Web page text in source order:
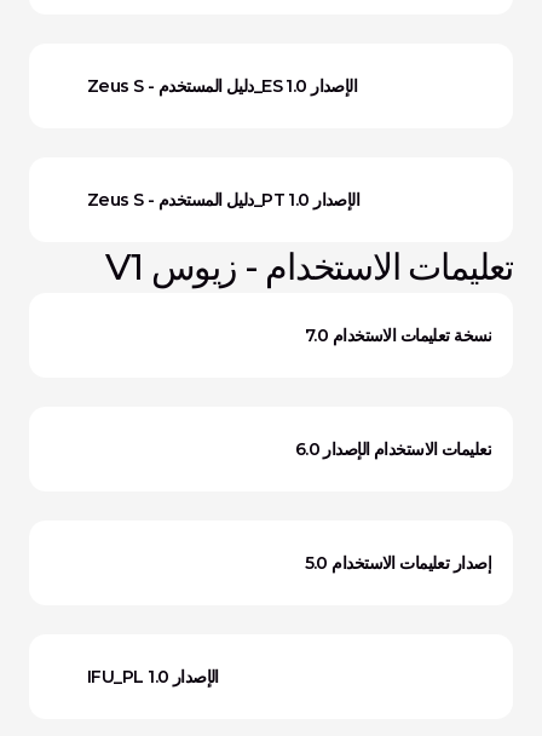
Zeus S - دليل المستخدم_ES الإصدار 1.0
Zeus S - دليل المستخدم_PT الإصدار 1.0
تعليمات الاستخدام - زيوس V1
نسخة تعليمات الاستخدام 7.0
تعليمات الاستخدام الإصدار 6.0
إصدار تعليمات الاستخدام 5.0
IFU_PL الإصدار 1.0